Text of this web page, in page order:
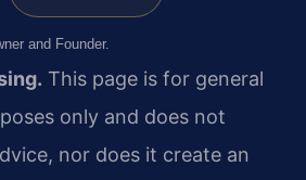
and Founder.
This page is for general
only and does not
nor does it create an